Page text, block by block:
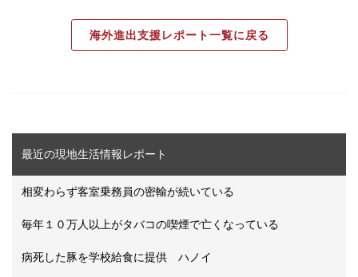
海外進出支援レポート一覧に戻る
最近の現地生活情報レポート
相変わらず客室乗務員の密輸が続いている
毎年１０万人以上がタバコの喫煙で亡くなっている
病死した豚を学校給食に提供 ハノイ